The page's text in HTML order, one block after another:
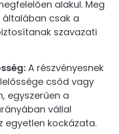
alakul. Meg
általában csak a
szavazati
A részvényesnek
csőd vagy
egyszerűen a
vállal
egyetlen kockázata.